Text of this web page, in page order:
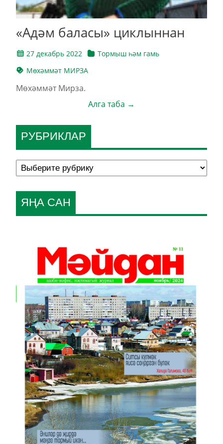
«Адәм баласы» циклыннан
27 декабрь 2022
Тормыш һәм гамь
Мөхәммәт МИРЗА
Мөхәммәт Мирза.
Алга таба →
РУБРИКЛАР
ЯҢА САН